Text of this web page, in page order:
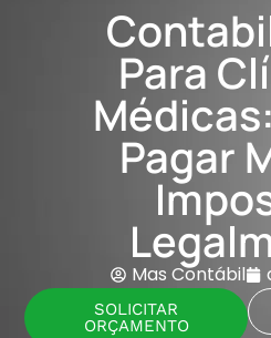
Para
Pagar
Mas Contábil
SOLICITAR
ORÇAMENTO